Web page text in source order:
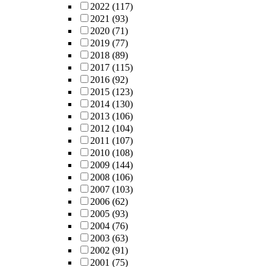
2022 (117)
2021 (93)
2020 (71)
2019 (77)
2018 (89)
2017 (115)
2016 (92)
2015 (123)
2014 (130)
2013 (106)
2012 (104)
2011 (107)
2010 (108)
2009 (144)
2008 (106)
2007 (103)
2006 (62)
2005 (93)
2004 (76)
2003 (63)
2002 (91)
2001 (75)